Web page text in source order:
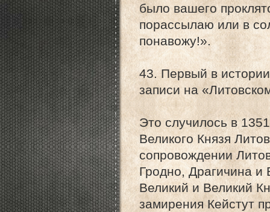
было вашего
порассылаю или в
понавожу!».
43. Первый в
записи на
Это случилось в
Великого Князя
сопровождении
Гродно, Драгичина
Великий и Великий
замирения Кейстут